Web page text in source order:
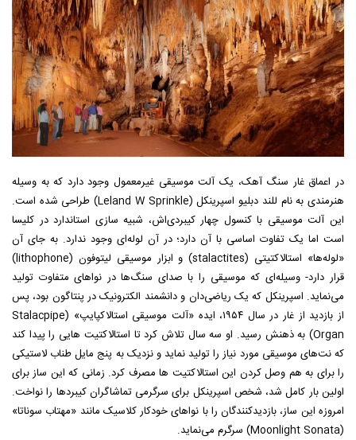
در اعماق غار سنگ آهک، یک آلت موسیقی غیرمعمول وجود دارد که به وسیله
هنرمندی به نام للند دبلیو اسپرینکل (Leland W Sprinkle) طراحی شده است.
این آلت موسیقی با کنسول چهار کیبردی‌اش، شبیه سازی استاندارد در کلیسا
است اما یک تفاوت اساسی با آن دارد؛ در آن لوله‌ای وجود ندارد. به جای آن
«لوله‌ها» استالاکتیتی (stalactites) و ابزار موسیقی لیتوفون (lithophone)
قرار دارد- وسیله‌ای که موسیقی را با صدای سنگ‌ها در نواهای متفاوت تولید
می‌نماید. اسپرینکل که یک ریاضی‌دان و دانشمند الکترونیک در پنتاگون بود، پس
از بازدید از غار در سال ۱۹۵۴، ایده «آلت موسیقی استالاکپایپ» (Stalacpipe
Organ) به ذهنش رسید. او سه سال تلاش کرد تا استالاکتیت هایی را پیدا کند
که نت‌های موسیقی مورد نیاز را تولید نماید و نزدیک به پنج مایل طناب لاستیکی
را برای به هم وصل کردن این استالاکتیت ها مصرف کرد. زمانی که این ساز برای
اولین بار کامل شد، شخص اسپرینکل برای سرگرمی تماشاگران کیبردها را نواخت.
امروزه این ساز، بازدیدکنندگان را با نواهای خودکار کلاسیک مانند «مهتاب سوناتا»
(Moonlight Sonata) سرگرم می‌نماید.